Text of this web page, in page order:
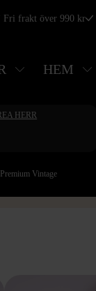
Fri frakt över 990 kr
HEM
HERR
Vintage